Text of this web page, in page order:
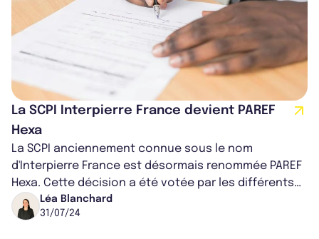
La SCPI Interpierre France devient PAREF
Hexa
La SCPI anciennement connue sous le nom
d'Interpierre France est désormais renommée PAREF
Hexa. Cette décision a été votée par les différents
associés lors de l’Assemblée Générale...
Léa Blanchard
31/07/24